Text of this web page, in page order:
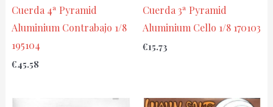
Cuerda 4ª Pyramid
Aluminium Contrabajo 1/8
195104
€45.58
Cuerda 3ª Pyramid
Aluminium Cello 1/8 170103
€15.73